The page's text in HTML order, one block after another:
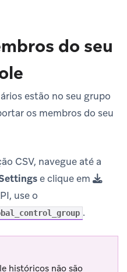
do seu
estão no seu grupo
os membros do seu
CSV, navegue até a
e clique em
use o
.
históricos não são